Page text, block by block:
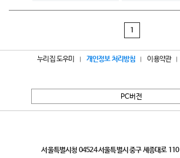
1
누리집 도우미 개인정보 처리방침 이용약관
PC버전
서울특별시청 04524 서울특별시 중구 세종대로 110